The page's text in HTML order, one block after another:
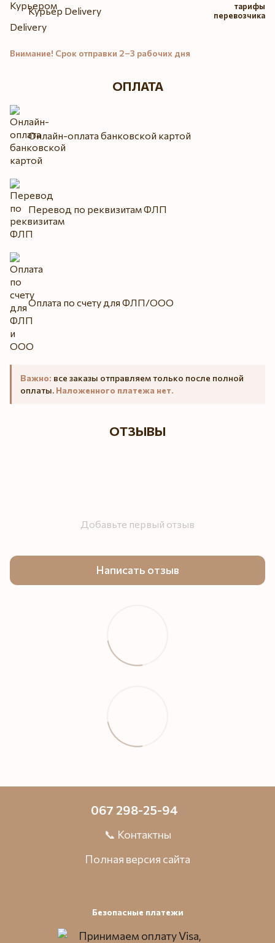
Курьер Delivery
тарифы
перевозчика
Внимание! Срок отправки 2–3 рабочих дня
ОПЛАТА
Онлайн-оплата банковской картой
Перевод по реквизитам ФЛП
Оплата по счету для ФЛП/ООО
Важно: все заказы отправляем только после полной
оплаты. Наложенного платежа нет.
ОТЗЫВЫ
Добавьте первый отзыв
Написать отзыв
067 298-25-94
📞 Контактны
Полная версия сайта
Безопасные платежи